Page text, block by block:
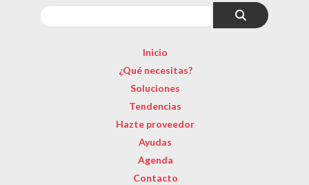
Inicio
¿Qué necesitas?
Soluciones
Tendencias
Hazte proveedor
Ayudas
Agenda
Contacto